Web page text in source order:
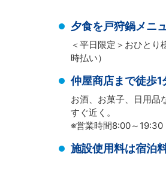
夕食を戸狩鍋メニ
＜平日限定＞おひとり
時払い）
仲屋商店まで徒歩1
お酒、お菓子、日用品
すぐ近く。
※営業時間8:00～19:30
施設使用料は宿泊